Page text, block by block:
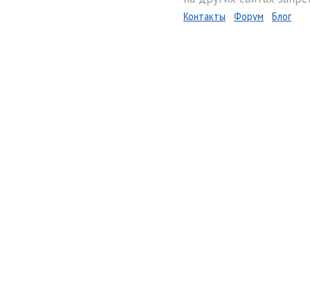
Контакты Форум Блог